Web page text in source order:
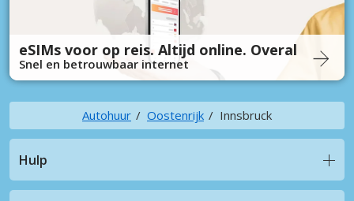
eSIMs voor op reis. Altijd online. Overal
Snel en betrouwbaar internet
Autohuur Oostenrijk Innsbruck
Hulp